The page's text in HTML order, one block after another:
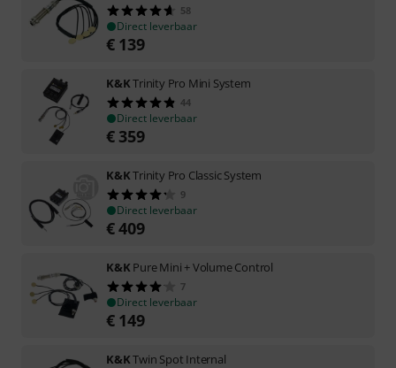
58
Direct leverbaar
€ 139
K&KTrinity Pro Mini System
44
Direct leverbaar
€ 359
K&KTrinity Pro Classic System
9
Direct leverbaar
€409
K&K Pure Mini + Volume Control
7
Direct leverbaar
€ 149
K&KTwin Spot Internal